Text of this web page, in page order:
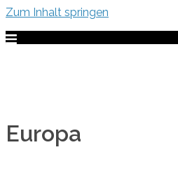
Zum Inhalt springen
Europa